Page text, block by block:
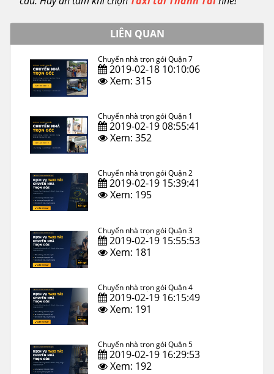
LIÊN QUAN
Chuyển nhà trọn gói Quận 7
2019-02-18 10:10:06
Xem: 315
Chuyển nhà trọn gói Quận 1
2019-02-19 08:55:41
Xem: 352
Chuyển nhà trọn gói Quận 2
2019-02-19 15:39:41
Xem: 195
Chuyển nhà trọn gói Quận 3
2019-02-19 15:55:53
Xem: 181
Chuyển nhà trọn gói Quận 4
2019-02-19 16:15:49
Xem: 191
Chuyển nhà trọn gói Quận 5
2019-02-19 16:29:53
Xem: 192